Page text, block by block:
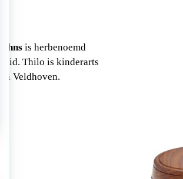
is herbenoemd
Thilo is kinderarts
in Veldhoven.